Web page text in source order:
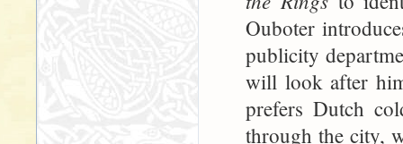
Ouboter
publicity
will look after
prefers Dutch
through the city,